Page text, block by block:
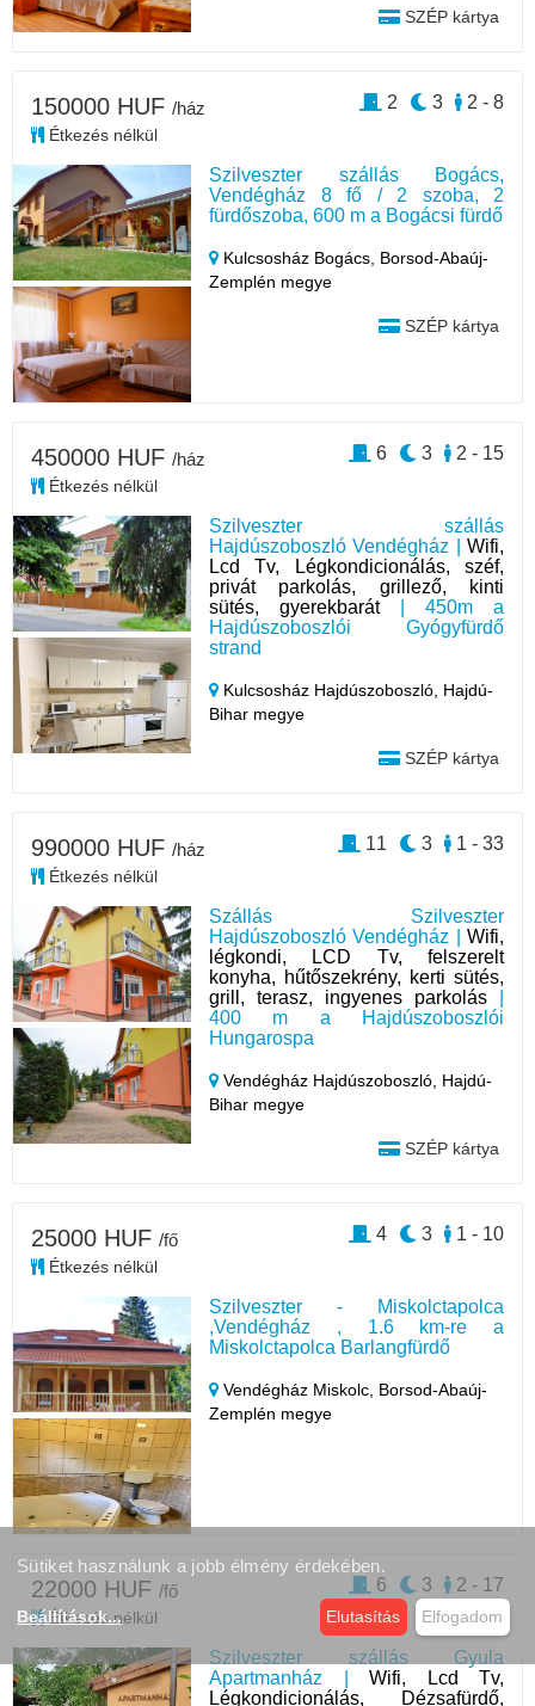
SZÉP kártya
Szilveszter szállás Bogács,
Vendégház 8 fő / 2 szoba, 2
fürdőszoba, 600 m a Bogácsi fürdő
Kulcsosház Bogács, Borsod-Abaúj-
Zemplén megye
SZÉP kártya
150000 HUF /ház
Étkezés nélkül
2 - 8
3
2
Szilveszter szállás
Hajdúszoboszló Vendégház | Wifi,
Lcd Tv, Légkondicionálás, széf,
privát parkolás, grillező, kinti
sütés, gyerekbarát| 450m a
Hajdúszoboszlói Gyógyfürdő
strand
Kulcsosház Hajdúszoboszló, Hajdú-
Bihar megye
SZÉP kártya
450000 HUF /ház
Étkezés nélkül
2 - 15
3
6
Szállás Szilveszter
Hajdúszoboszló Vendégház | Wifi,
légkondi, LCD Tv, felszerelt
konyha, hűtőszekrény, kerti sütés,
grill, terasz, ingyenes parkolás
400 m a Hajdúszoboszlói
Hungarospa
Vendégház Hajdúszoboszló, Hajdú-
Bihar megye
SZÉP kártya
990000 HUF /ház
Étkezés nélkül
1 - 33
3
11
Szilveszter - Miskolctapolca
,Vendégház , 1.6 km-re a
Miskolctapolca Barlangfürdő
Vendégház Miskolc, Borsod-Abaúj-
Zemplén megye
25000 HUF /fő
Étkezés nélkül
1 - 10
3
4
Szilveszter szállás Gyula
Apartmanház |Wifi, Lcd Tv,
Légkondicionálás, Dézsafürdő,
22000 HUF /fő
Étkezés nélkül
2 - 17
3
6
Sütiket használunk a jobb élmény érdekében.
Beállítások... Elutasítás Elfogadom